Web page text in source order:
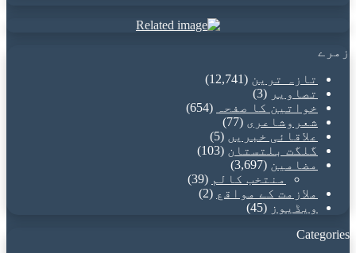
زمرے
تازہ ترین (12,741)
تصاویر (3)
خواتین کا صفحہ
(654)
شعروشاعری (77)
علاقائی خبریں (5)
گلگت بلتستان (103)
مضامین (3,697)
منتخب کالم (39)
ملازمت کے مواقع (2)
ویڈیوز (45)
Categories